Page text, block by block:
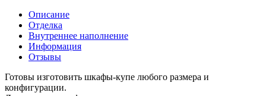
Описание
Отделка
Внутреннее наполнение
Информация
Отзывы
Готовы изготовить шкафы-купе любого размера и
конфигурации.